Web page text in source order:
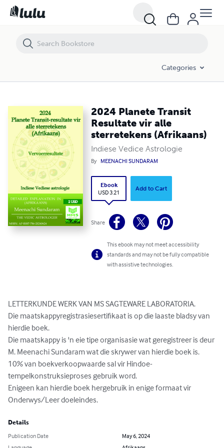
Categories
2024 Planete Transit
Resultate vir alle
sterretekens (Afrikaans)
Indiese Vedice Astrologie
By MEENACHI SUNDARAM
Ebook
USD 3.21
Add to Cart
Share
This ebook may not meet accessibility
standards and may not be fully compatible
with assistive technologies.
LETTERKUNDE WERK VAN MS SAGTEWARE LABORATORIA.
Die maatskappyregistrasiesertifikaat is op die laaste bladsy van
hierdie boek.
Die maatskappy is 'n eie tipe organisasie wat geregistreer is deur
M. Meenachi Sundaram wat die skrywer van hierdie boek is.
10% van boekverkoopwaarde sal vir Hindoe-
tempelkonstruksieproses gebruik word.
Enigeen kan hierdie boek hergebruik in enige formaat vir
Onderwys/Leer doeleindes.
Details
Publication Date
May 6, 2024
2024 Planete Transit Resultate vir alle sterretekens (Afrikaans)